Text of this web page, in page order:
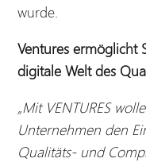
wurde.
Ventures ermöglicht
digitale Welt des
„Mit VENTURES
Unternehmen den
Qualitäts- und